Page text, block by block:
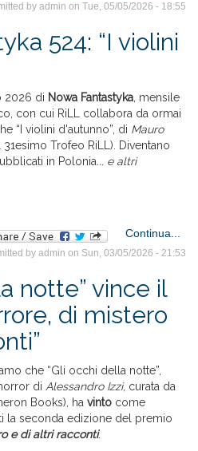
by admin on Tue, 05/05/2026 - 18:55
524: “I violini
2026 di Nowa Fantastyka, mensile
con cui RiLL collabora da ormai
“I violini d'autunno”, di Mauro
Trofeo RiLL). Diventano
in Polonia... e altri
Continua...
by admin on Sun, 03/05/2026 - 21:53
notte” vince il
di mistero
che “Gli occhi della notte”,
di Alessandro Izzi, curata da
Books), ha vinto come
la seconda edizione del premio
e di altri racconti.